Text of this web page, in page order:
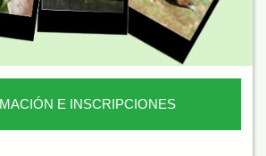
E INSCRIPCIONES